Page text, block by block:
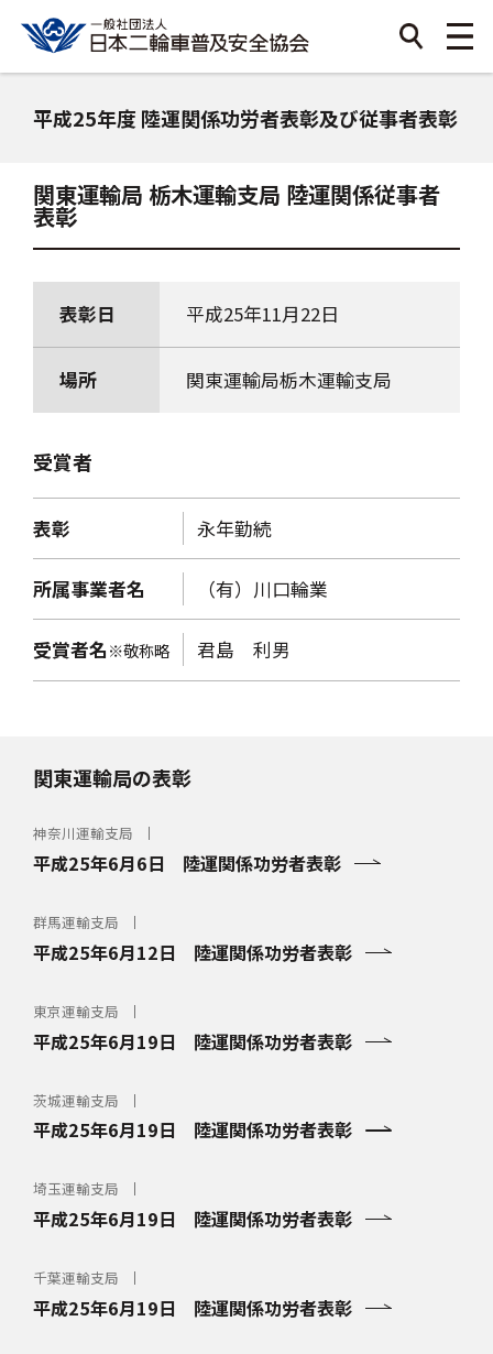
平成25年度 陸運関係功労者表彰及び従事者表彰
関東運輸局 栃木運輸支局 陸運関係従事者
表彰
表彰日 平成25年11月22日
場所 関東運輸局栃木運輸支局
受賞者
表彰 永年勤続
所属事業者名 （有）川口輪業
受賞者名※敬称略 君島 利男
関東運輸局の表彰
神奈川運輸支局
平成25年6月6日 陸運関係功労者表彰
群馬運輸支局
平成25年6月12日 陸運関係功労者表彰
東京運輸支局
平成25年6月19日 陸運関係功労者表彰
茨城運輸支局
平成25年6月19日 陸運関係功労者表彰
埼玉運輸支局
平成25年6月19日 陸運関係功労者表彰
千葉運輸支局
平成25年6月19日 陸運関係功労者表彰